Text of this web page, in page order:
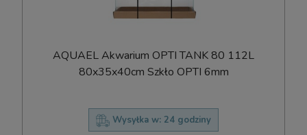
AQUAEL Akwarium OPTI TANK 80 112L
80x35x40cm Szkło OPTI 6mm
Wysyłka w: 24 godziny